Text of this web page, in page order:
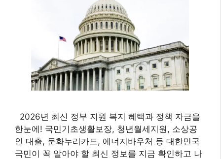
2026년 최신 정부 지원 복지 혜택과 정책 자금을
한눈에! 국민기초생활보장, 청년월세지원, 소상공
인 대출, 문화누리카드, 에너지바우처 등 대한민국
국민이 꼭 알아야 할 최신 정보를 지금 확인하고 나